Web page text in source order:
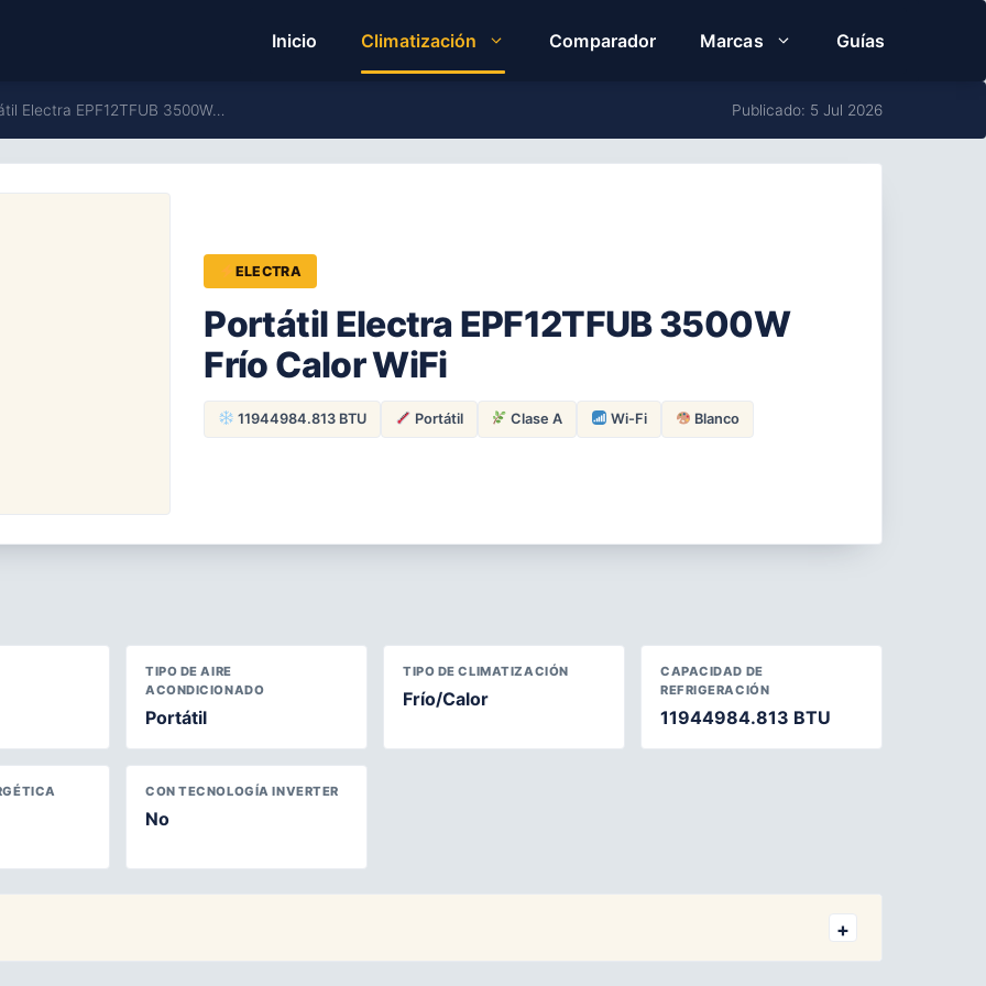
Inicio Climatización Comparador Marcas Guías
Electra EPF12TFUB 3500W… Publicado: 5 Jul 2026
ELECTRA
Portátil Electra EPF12TFUB 3500W
Frío Calor WiFi
11944984.813 BTU Portátil Clase A Wi-Fi Blanco
TIPO DE AIRE
ACONDICIONADO
Portátil
TIPO DE CLIMATIZACIÓN
Frío/Calor
CAPACIDAD DE
REFRIGERACIÓN
11944984.813 BTU
CON TECNOLOGÍA INVERTER
No